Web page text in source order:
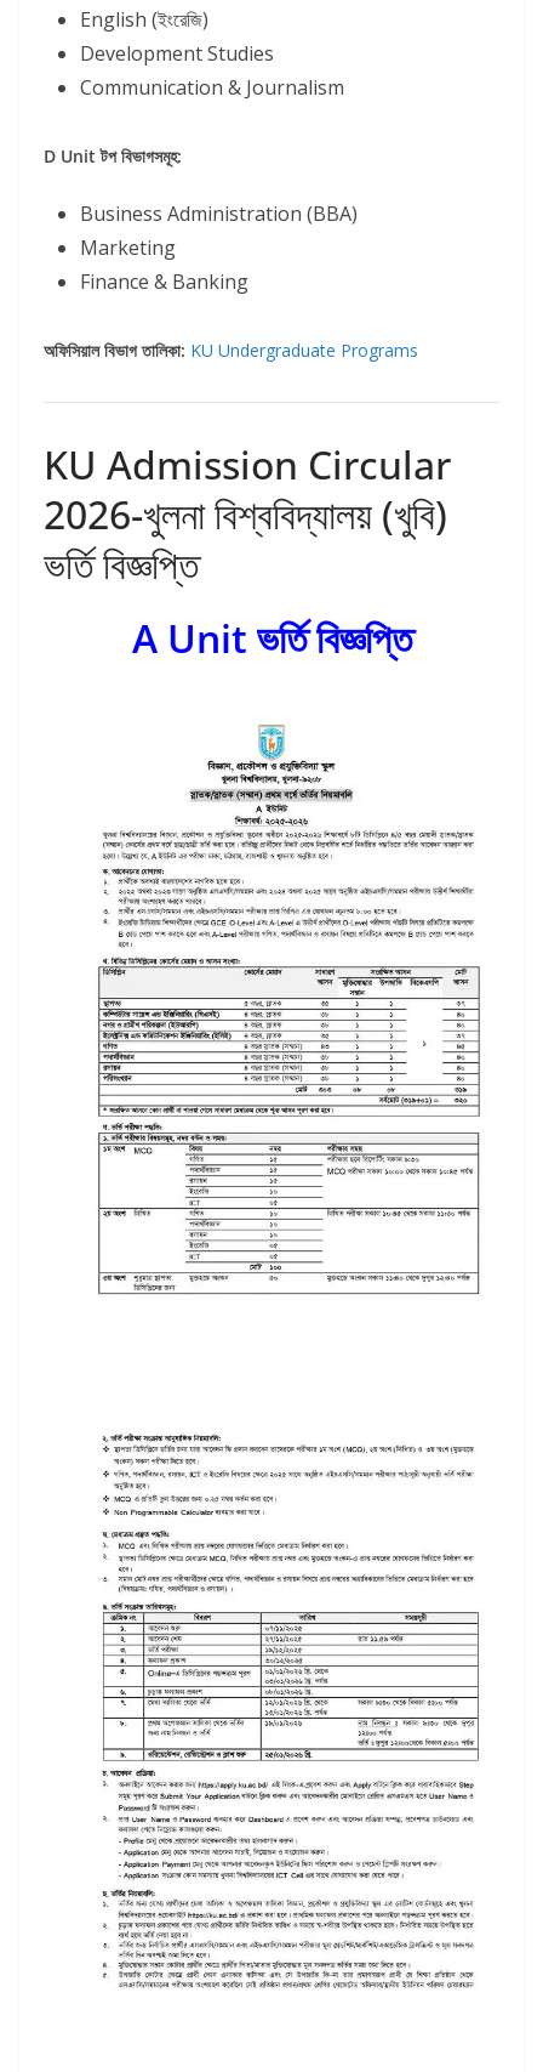
English (ইংরেজি)
Development Studies
Communication & Journalism
D Unit টপ বিভাগসমূহ:
Business Administration (BBA)
Marketing
Finance & Banking
অফিসিয়াল বিভাগ তালিকা: KU Undergraduate Programs
KU Admission Circular
2026-খুলনা বিশ্ববিদ্যালয় (খুবি)
ভর্তি বিজ্ঞপ্তি
A Unit ভর্তি বিজ্ঞপ্তি